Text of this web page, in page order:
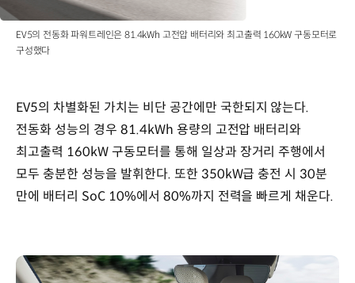
EV5의 전동화 파워트레인은 81.4kWh 고전압 배터리와 최고출력 160kW 구동모터로
구성했다
EV5의 차별화된 가치는 비단 공간에만 국한되지 않는다.
전동화 성능의 경우 81.4kWh 용량의 고전압 배터리와
최고출력 160kW 구동모터를 통해 일상과 장거리 주행에서
모두 충분한 성능을 발휘한다. 또한 350kW급 충전 시 30분
만에 배터리 SoC 10%에서 80%까지 전력을 빠르게 채운다.